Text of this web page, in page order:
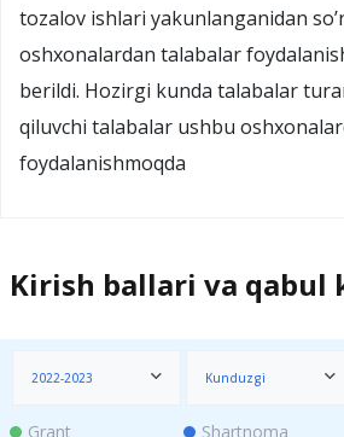
tozalov ishlari yakunlanganidan
oshxonalardan talabalar
berildi. Hozirgi kunda talabalar
qiluvchi talabalar ushbu
foydalanishmoqda
Kirish ballari va qabul
2022-2023 Kunduzgi
Grant Shartnoma